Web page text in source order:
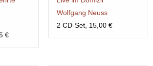
€
Wolfgang Neuss
2 CD-Set, 15,00 €